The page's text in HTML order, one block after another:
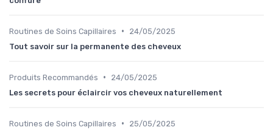
Routines de Soins Capillaires •
24/05/2025
Tout savoir sur la permanente des cheveux
Produits Recommandés •
24/05/2025
Les secrets pour éclaircir vos cheveux naturellement
Routines de Soins Capillaires •
25/05/2025